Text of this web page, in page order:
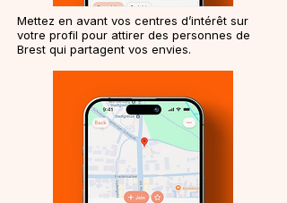
Mettez en avant vos centres d’intérêt sur
votre profil pour attirer des personnes de
Brest qui partagent vos envies.